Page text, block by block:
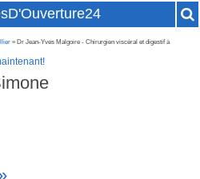
» Dr Jean-Yves Malgoire - Chirurgien viscéral et digestif à